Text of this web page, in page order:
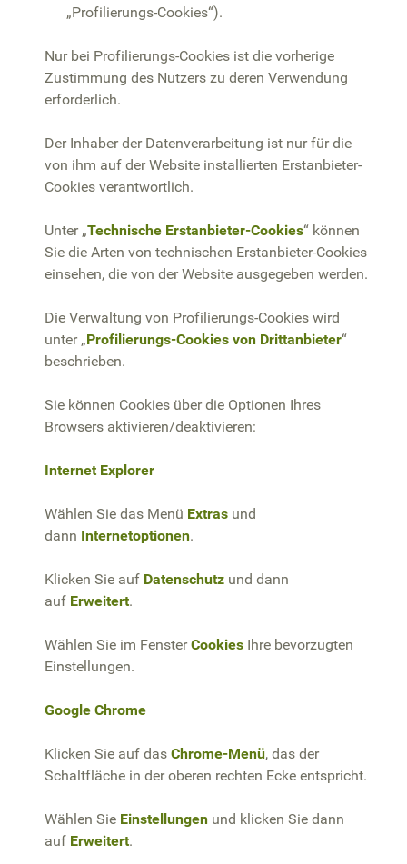
„Profilierungs-Cookies“).
Nur bei Profilierungs-Cookies ist die vorherige
Zustimmung des Nutzers zu deren Verwendung
erforderlich.
Der Inhaber der Datenverarbeitung ist nur für die
von ihm auf der Website installierten Erstanbieter-
Cookies verantwortlich.
Unter „Technische Erstanbieter-Cookies“ können
Sie die Arten von technischen Erstanbieter-Cookies
einsehen, die von der Website ausgegeben werden.
Die Verwaltung von Profilierungs-Cookies wird
unter „Profilierungs-Cookies von Drittanbieter“
beschrieben.
Sie können Cookies über die Optionen Ihres
Browsers aktivieren/deaktivieren:
Internet Explorer
Wählen Sie das Menü Extras und
dann Internetoptionen.
Klicken Sie auf Datenschutz und dann
auf Erweitert.
Wählen Sie im FensterCookies Ihre bevorzugten
Einstellungen.
Google Chrome
Klicken Sie auf das Chrome-Menü, das der
Schaltfläche in der oberen rechten Ecke entspricht.
Wählen Sie Einstellungen und klicken Sie dann
auf Erweitert.